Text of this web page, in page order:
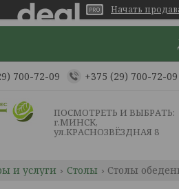
Начать
700-72-09 +375 (29) 700-72-09
ПОСМОТРЕТЬ И ВЫБРАТЬ:
г.МИНСК,
ул.КРАСНОЗВЁЗДНАЯ 8
и услуги Столы Столы